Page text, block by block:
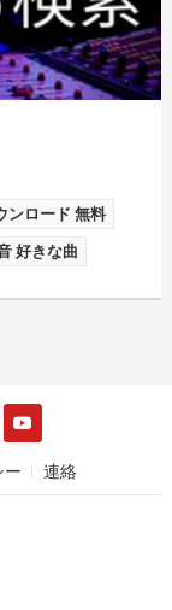
ンロード 無料
好きな曲
ー 連絡